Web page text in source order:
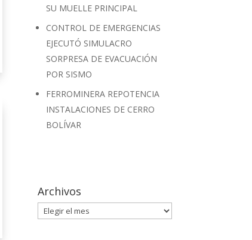
SU MUELLE PRINCIPAL
CONTROL DE EMERGENCIAS
EJECUTÓ SIMULACRO
SORPRESA DE EVACUACIÓN
POR SISMO
FERROMINERA REPOTENCIA
INSTALACIONES DE CERRO
BOLÍVAR
Archivos
Archivos